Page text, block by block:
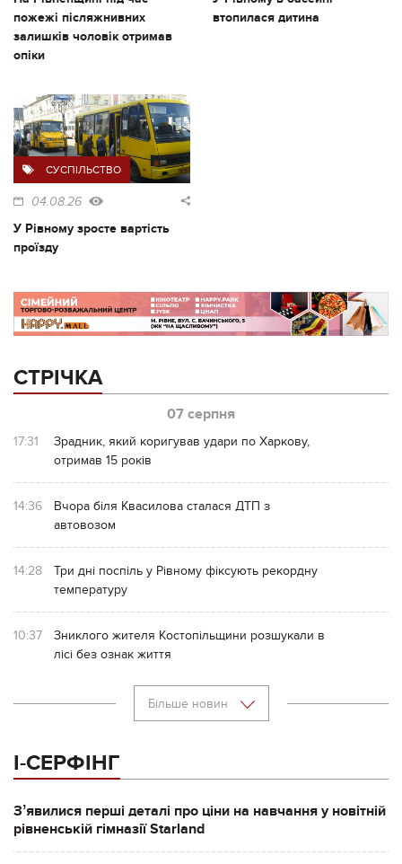
пожежі післяжнивних
залишків чоловік отримав
опіки
втопилася дитина
СУСПІЛЬСТВО
04.08.26
У Рівному зросте вартість
проїзду
СТРІЧКА
07 серпня
17:31
Зрадник, який коригував удари по Харкову,
отримав 15 років
14:36
Вчора біля Квасилова сталася ДТП з
автовозом
14:28
Три дні поспіль у Рівному фіксують рекордну
температуру
10:37
Зниклого жителя Костопільщини розшукали в
лісі без ознак життя
Більше новин
І-СЕРФІНГ
Зʼявилися перші деталі про ціни на навчання у новітній
рівненській гімназії Starland